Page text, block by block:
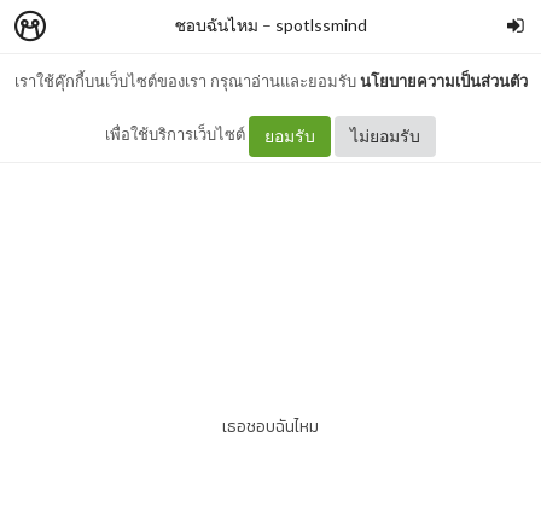
เราใช้คุ๊กกี้บนเว็บไซต์ของเรา กรุณาอ่านและยอมรับนโยบายความเป็นส่วนตัว
เพื่อใช้บริการเว็บไซต์ ยอมรับ ไม่ยอมรับ
ชอบฉันไหม – spotlssmind
brown
เธอชอบฉันไหม